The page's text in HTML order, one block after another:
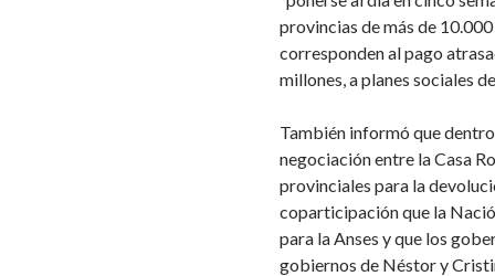
provincias de más de
corresponden al pago
millones, a planes sociales
También informó que
negociación entre la Casa
provinciales para la
coparticipación que la
para la Anses y que los
gobiernos de Néstor y